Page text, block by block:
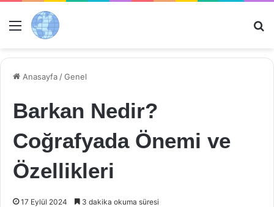
Menü
Anasayfa /Genel
Barkan Nedir?
Coğrafyada Önemi ve
Özellikleri
17 Eylül 2024 3 dakika okuma süresi